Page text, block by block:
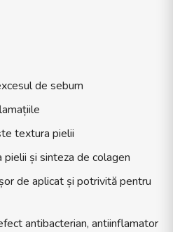
de sebum
textura pielii
și sinteza de colagen
de aplicat și potrivită pentru
antibacterian, antiinflamator